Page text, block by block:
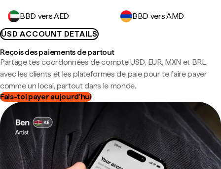
BBD vers AED
BBD vers AMD
USD ACCOUNT DETAILS
Reçois des paiements de partout
Partage tes coordonnées de compte USD, EUR, MXN et BRL
avec les clients et les plateformes de paie pour te faire payer
comme un local, partout dans le monde.
Fais-toi payer aujourd'hui